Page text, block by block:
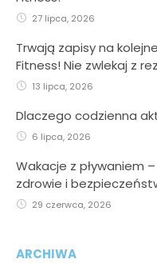
27 lipca, 2026
Trwają zapisy na
Fitness! Nie zwlekaj z
13 lipca, 2026
Dlaczego codzienna
6 lipca, 2026
Wakacje z pływaniem
zdrowie i
29 czerwca, 2026
ARCHIWA